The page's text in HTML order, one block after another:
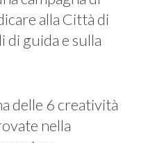
alla Città di
guida e sulla
delle 6 creatività
nella